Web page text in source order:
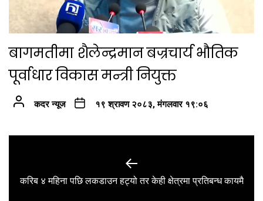
बागमतीमा शैलेन्द्रमान बज्रचार्य भौतिक
पूर्वाधार विकास मन्त्री नियुक्त
कदर न्यूज १९ श्रावण २०८३, मंगलवार १९:०६
Previous
करिब ४ महिना पछि लकडाउन हट्यो तर केही क्षेत्रमा प्रतिबन्ध कायमै